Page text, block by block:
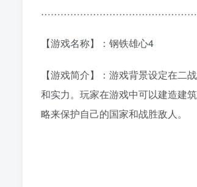
【游戏名称】：钢铁雄心4
【游戏简介】：游戏背景设定在
和实力。玩家在游戏中可以建造建
略来保护自己的国家和战胜敌人。